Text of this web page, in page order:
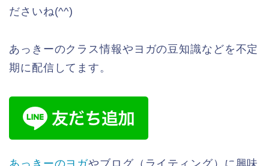
ださいね(^^)
あっきーのクラス情報やヨガの豆知識などを不定
期に配信してます。